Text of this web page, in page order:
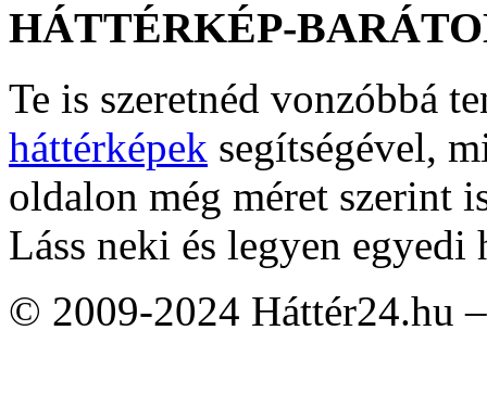
HÁTTÉRKÉP-
Te is szeretnéd vonzóbbá
háttérképek segítségével,
oldalon még méret szerint
Láss neki és legyen egyedi
© 2009-2024 Háttér24.hu